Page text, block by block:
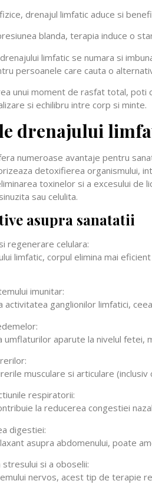
drenajul limfatic aduce si
blanda, terapia induce o
limfatic se numara si
persoanele care cauta o
unui moment de rasfat total, poti
si echilibru intre corp si minte.
drenajului
numeroase avantaje pentru
detoxifierea organismului,
toxinelor si a excesului
sau celulita.
asupra sanatatii
regenerare celulara:
limfatic, corpul elimina mai
imunitar:
activitatea ganglionilor limfatici,
umflaturilor aparute la nivelul
musculare si articulare
respiratorii:
la reducerea congestiei
digestiei:
asupra abdomenului, poate
si a oboselii:
nervos, acest tip de terapie